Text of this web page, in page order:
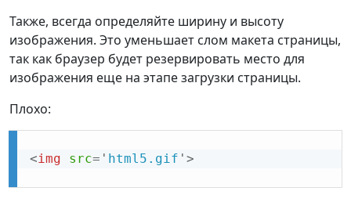
Также, всегда определяйте ширину и высоту
изображения. Это уменьшает слом макета страницы,
так как браузер будет резервировать место для
изображения еще на этапе загрузки страницы.
Плохо:
<img src= ' html5.gif ' >